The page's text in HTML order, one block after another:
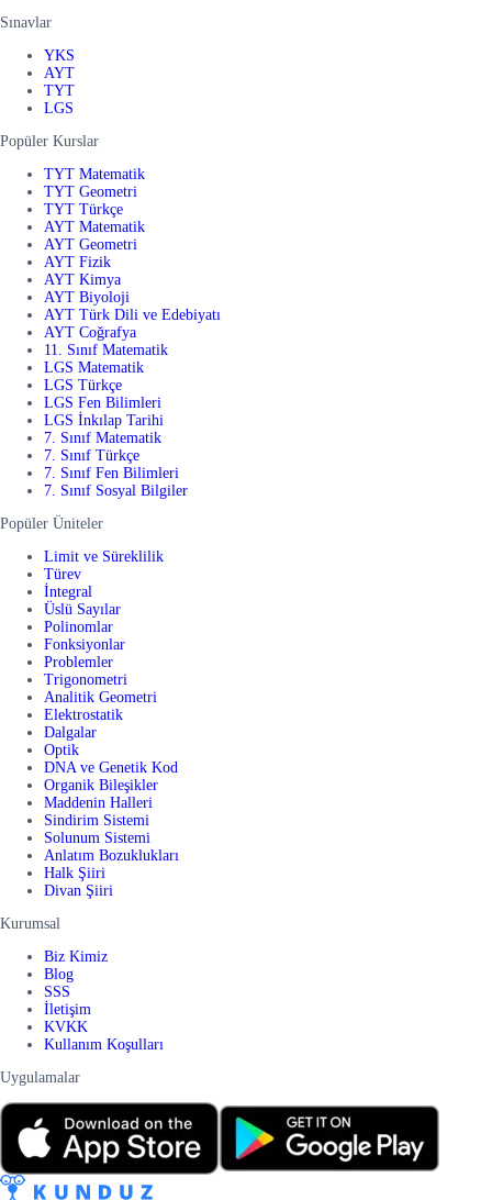
Sınavlar
YKS
AYT
TYT
LGS
Popüler Kurslar
TYT Matematik
TYT Geometri
TYT Türkçe
AYT Matematik
AYT Geometri
AYT Fizik
AYT Kimya
AYT Biyoloji
AYT Türk Dili ve Edebiyatı
AYT Coğrafya
11. Sınıf Matematik
LGS Matematik
LGS Türkçe
LGS Fen Bilimleri
LGS İnkılap Tarihi
7. Sınıf Matematik
7. Sınıf Türkçe
7. Sınıf Fen Bilimleri
7. Sınıf Sosyal Bilgiler
Popüler Üniteler
Limit ve Süreklilik
Türev
İntegral
Üslü Sayılar
Polinomlar
Fonksiyonlar
Problemler
Trigonometri
Analitik Geometri
Elektrostatik
Dalgalar
Optik
DNA ve Genetik Kod
Organik Bileşikler
Maddenin Halleri
Sindirim Sistemi
Solunum Sistemi
Anlatım Bozuklukları
Halk Şiiri
Divan Şiiri
Kurumsal
Biz Kimiz
Blog
SSS
İletişim
KVKK
Kullanım Koşulları
Uygulamalar